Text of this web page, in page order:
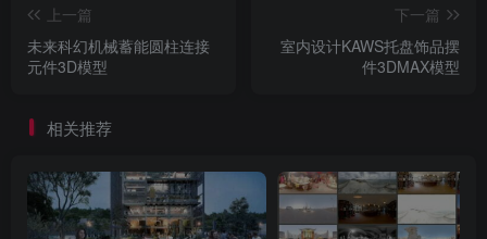
上一篇
未来科幻机械蓄能圆柱连接
元件3D模型
下一篇
室内设计KAWS托盘饰品摆
件3DMAX模型
相关推荐